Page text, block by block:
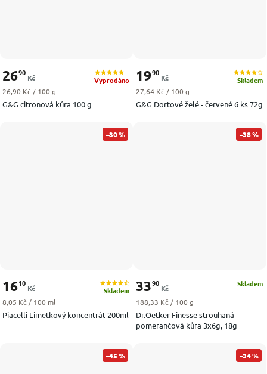
G&G citronová kůra 100 g
Vyprodáno
2690
Kč
Měrná cena:
26,90 Kč / 100 g
G&G Dortové želé - červené 6 ks 72g
Skladem
1990
Kč
Měrná cena:
27,64 Kč / 100 g
–30 %
Piacelli Limetkový koncentrát 200ml
Skladem
1610
Kč
Měrná cena:
8,05 Kč / 100 ml
–38 %
Dr.Oetker Finesse strouhaná
pomerančová kůra 3x6g, 18g
Skladem
3390
Kč
Měrná cena:
188,33 Kč / 100 g
–45 % –34 %